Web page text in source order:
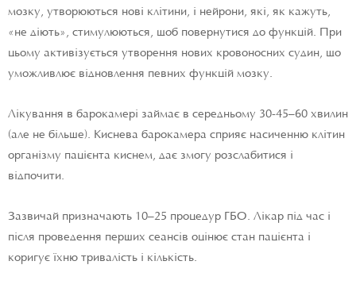
мозку, утворюються нові клітини, і нейрони, які, як кажуть,
«не діють», стимулюються, щоб повернутися до функцій. При
цьому активізується утворення нових кровоносних судин, що
уможливлює відновлення певних функцій мозку.
Лікування в барокамері займає в середньому 30-45–60 хвилин
(але не більше). Киснева барокамера сприяє насиченню клітин
організму пацієнта киснем, дає змогу розслабитися і
відпочити.
Зазвичай призначають 10–25 процедур ГБО. Лікар під час і
після проведення перших сеансів оцінює стан пацієнта і
коригує їхню тривалість і кількість.